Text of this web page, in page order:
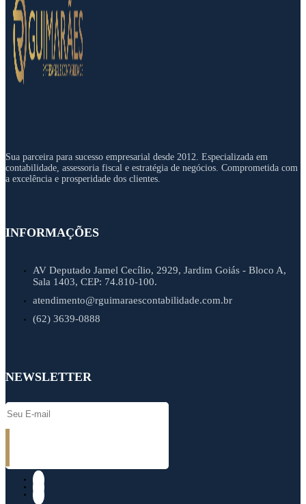
Sua parceira para sucesso empresarial desde 2012. Especializada em
contabilidade, assessoria fiscal e estratégia de negócios. Comprometida com
a excelência e prosperidade dos clientes.
INFORMAÇÕES
AV Deputado Jamel Cecílio, 2929, Jardim Goiás - Bloco A,
Sala 1403, CEP: 74.810-100.
atendimento@rguimaraescontabilidade.com.br
(62) 3639-0888
NEWSLETTER